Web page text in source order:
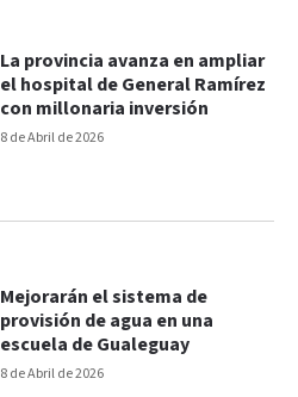
8 de Abril de 2026
La provincia avanza en ampliar
el hospital de General Ramírez
con millonaria inversión
8 de Abril de 2026
Mejorarán el sistema de
provisión de agua en una
escuela de Gualeguay